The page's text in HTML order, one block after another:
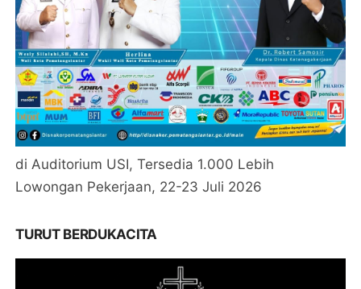
di Auditorium USI, Tersedia 1.000 Lebih
Lowongan Pekerjaan, 22-23 Juli 2026
TURUT BERDUKACITA